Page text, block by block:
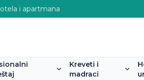
i apartmana
Kreveti i
madraci